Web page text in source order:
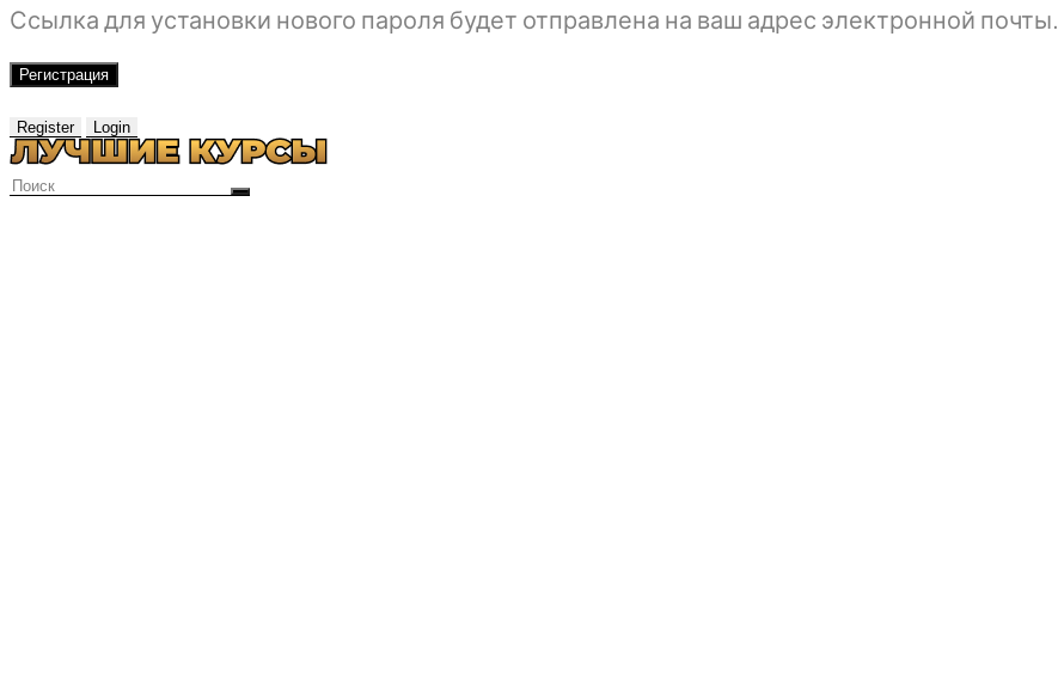
Ссылка для установки нового пароля будет отправлена ​​на ваш адрес электронной почты.
Регистрация
Register Login